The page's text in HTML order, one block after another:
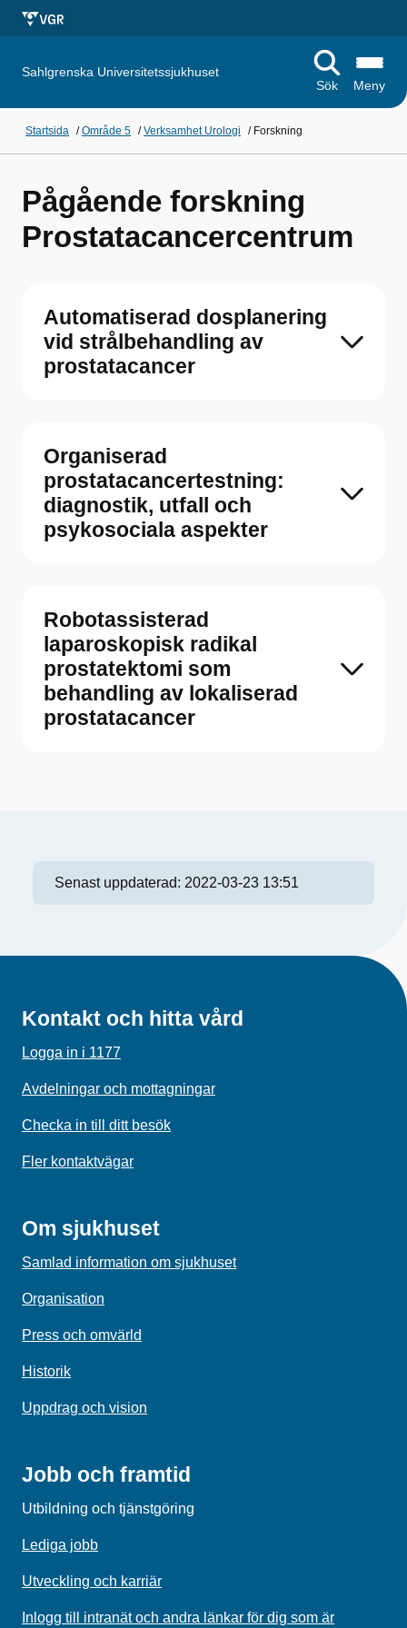
Sahlgrenska Universitetssjukhuset
Sök
Meny
Startsida /Område 5 /Verksamhet Urologi / Forskning
Pågående forskning
Prostatacancercentrum
Automatiserad dosplanering
vid strålbehandling av
prostatacancer
Organiserad
prostatacancertestning:
diagnostik, utfall och
psykosociala aspekter
Robotassisterad
laparoskopisk radikal
prostatektomi som
behandling av lokaliserad
prostatacancer
Senast uppdaterad: 2022-03-23 13:51
Kontakt och hitta vård
Logga in i 1177
Avdelningar och mottagningar
Checka in till ditt besök
Fler kontaktvägar
Om sjukhuset
Samlad information om sjukhuset
Organisation
Press och omvärld
Historik
Uppdrag och vision
Jobb och framtid
Utbildning och tjänstgöring
Lediga jobb
Utveckling och karriär
Inlogg till intranät och andra länkar för dig som är